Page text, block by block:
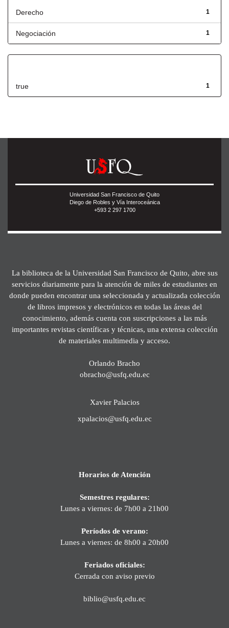
1
Derecho
1
Negociación
1
true
Universidad San Francisco de Quito
Diego de Robles y Vía Interoceánica
+593 2 297 1700
La biblioteca de la Universidad San Francisco de Quito, abre sus
servicios diariamente para la atención de miles de estudiantes en
donde pueden encontrar una seleccionada y actualizada colección
de libros impresos y electrónicos en todas las áreas del
conocimiento, además cuenta con suscripciones a las más
importantes revistas científicas y técnicas, una extensa colección
de materiales multimedia y acceso.
Orlando Bracho
obracho@usfq.edu.ec
Xavier Palacios
xpalacios@usfq.edu.ec
Horarios de Atención
Semestres regulares:
Lunes a viernes: de 7h00 a 21h00
Períodos de verano:
Lunes a viernes: de 8h00 a 20h00
Feriados oficiales:
Cerrada con aviso previo
biblio@usfq.edu.ec